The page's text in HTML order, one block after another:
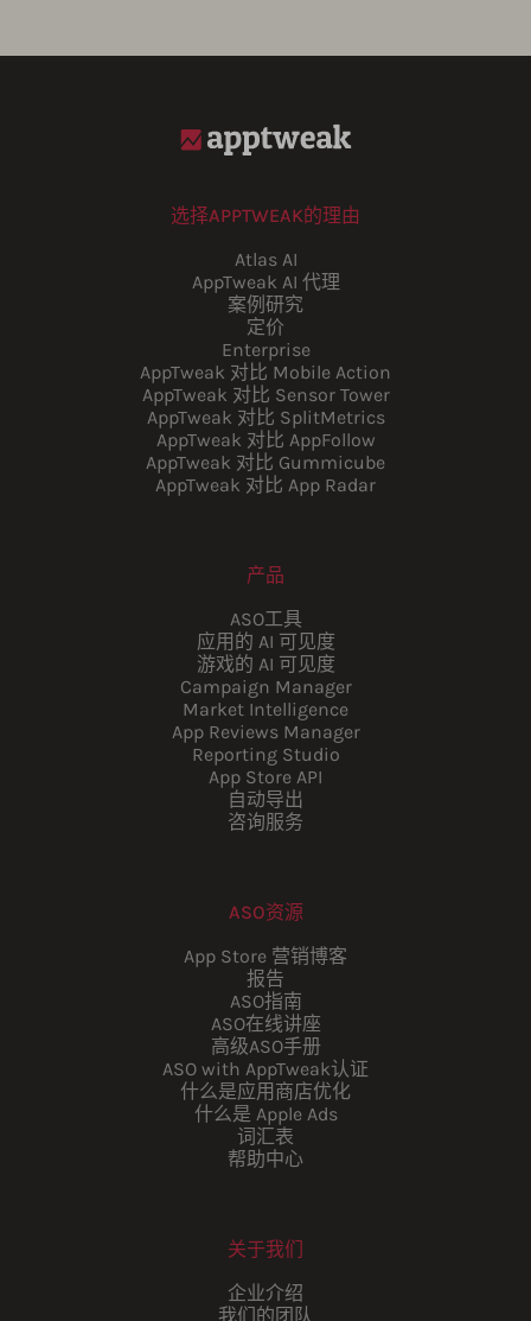
选择APPTWEAK的理由
Atlas AI
AppTweak AI 代理
案例研究
定价
Enterprise
AppTweak 对比 Mobile Action
AppTweak 对比 Sensor Tower
AppTweak 对比 SplitMetrics
AppTweak 对比 AppFollow
AppTweak 对比 Gummicube
AppTweak 对比 App Radar
产品
ASO工具
应用的 AI 可见度
游戏的 AI 可见度
Campaign Manager
Market Intelligence
App Reviews Manager
Reporting Studio
App Store API
自动导出
咨询服务
ASO资源
App Store 营销博客
报告
ASO指南
ASO在线讲座
高级ASO手册
ASO with AppTweak认证
什么是应用商店优化
什么是 Apple Ads
词汇表
帮助中心
关于我们
企业介绍
我们的团队